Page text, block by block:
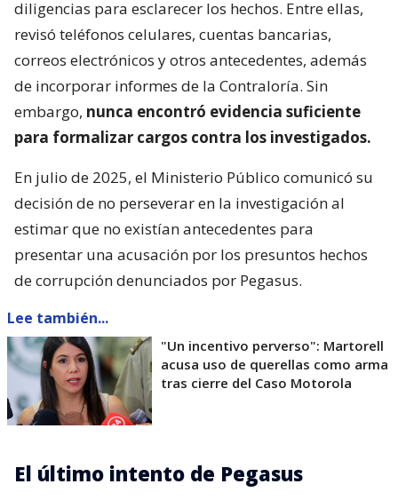
diligencias para esclarecer los hechos. Entre ellas,
revisó teléfonos celulares, cuentas bancarias,
correos electrónicos y otros antecedentes, además
de incorporar informes de la Contraloría. Sin
embargo, nunca encontró evidencia suficiente
para formalizar cargos contra los investigados.
En julio de 2025, el Ministerio Público comunicó su
decisión de no perseverar en la investigación al
estimar que no existían antecedentes para
presentar una acusación por los presuntos hechos
de corrupción denunciados por Pegasus.
Lee también...
"Un incentivo perverso": Martorell
acusa uso de querellas como arma
tras cierre del Caso Motorola
El último intento de Pegasus